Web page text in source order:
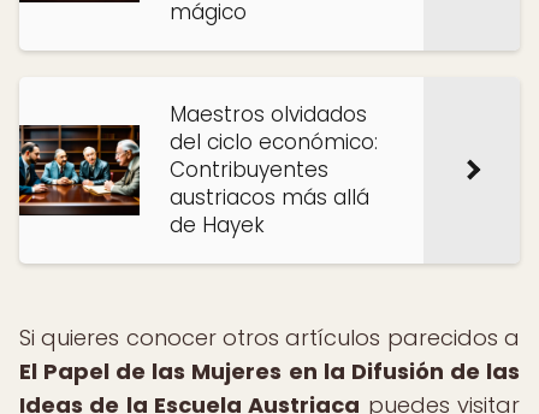
mágico
Maestros olvidados
del ciclo económico:
Contribuyentes
austriacos más allá
de Hayek
Si quieres conocer otros artículos parecidos a
El Papel de las Mujeres en la Difusión de las
Ideas de la Escuela Austriaca puedes visitar